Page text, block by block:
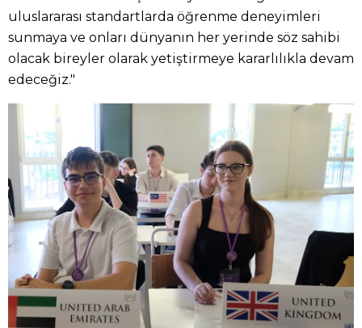
uluslararası standartlarda öğrenme deneyimleri
sunmaya ve onları dünyanın her yerinde söz sahibi
olacak bireyler olarak yetiştirmeye kararlılıkla devam
edeceğiz."